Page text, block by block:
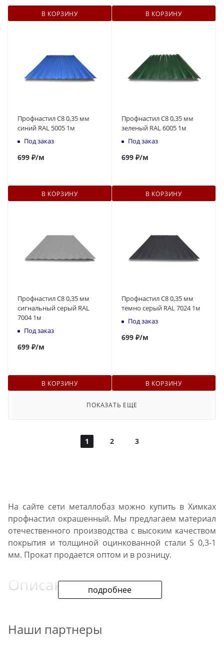
В КОРЗИНУ В КОРЗИНУ
Профнастил С8 0,35 мм
синий RAL 5005 1м
Под заказ
699 ₽/м
В КОРЗИНУ
Профнастил С8 0,35 мм
зеленый RAL 6005 1м
Под заказ
699 ₽/м
В КОРЗИНУ
Профнастил С8 0,35 мм
сигнальный серый RAL
7004 1м
Под заказ
699 ₽/м
В КОРЗИНУ
Профнастил С8 0,35 мм
темно серый RAL 7024 1м
Под заказ
699 ₽/м
В КОРЗИНУ
ПОКАЗАТЬ ЕЩЕ
1 2 3
подробнее
На сайте сети металлобаз можно купить в Химках
профнастил окрашенный. Мы предлагаем материал
отечественного производства с высоким качеством
покрытия и толщиной оцинкованной стали S 0,3-1
мм. Прокат продается оптом и в розницу.
Описание
Сейчас в наличии есть листы профилированные
стальные оцинкованные с полимерным покрытием
Наши партнеры